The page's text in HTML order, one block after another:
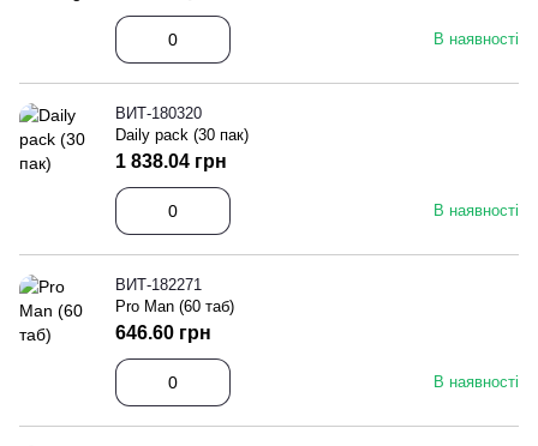
В наявності
ВИТ-180320
Daily pack (30 пак)
В наявності
1 838.04 грн
ВИТ-182271
Pro Man (60 таб)
В наявності
646.60 грн